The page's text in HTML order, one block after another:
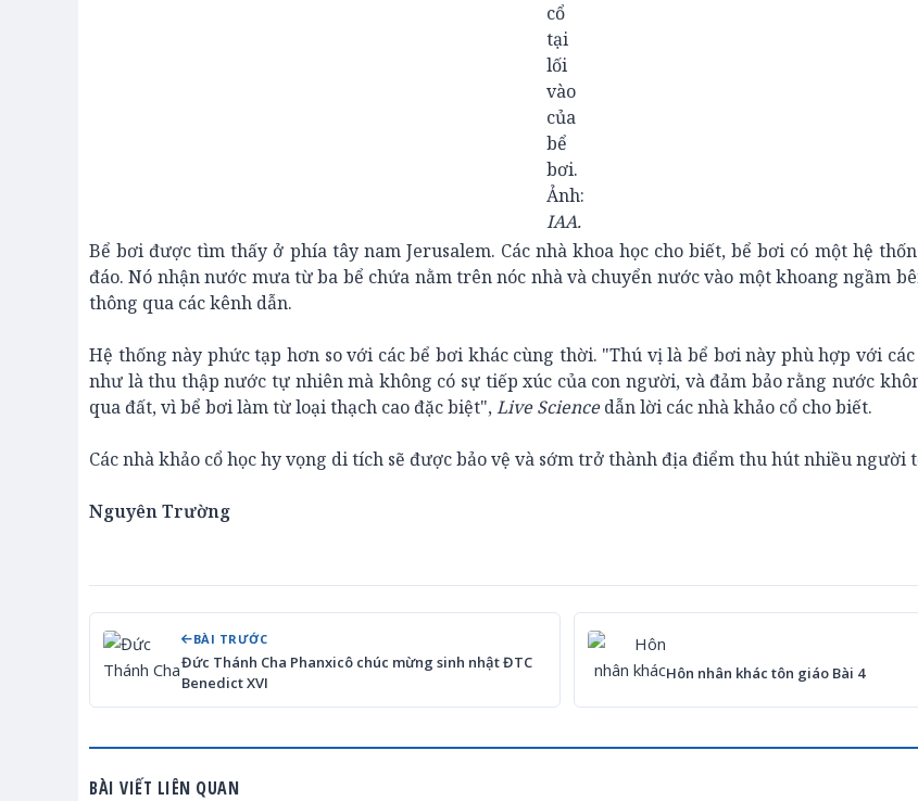
cổ
tại
lối
vào
của
bể
bơi.
Ảnh:
IAA.
Bể bơi được tìm thấy ở phía tây nam Jerusalem. Các nhà khoa học cho biết, bể bơi có một hệ
đáo. Nó nhận nước mưa từ ba bể chứa nằm trên nóc nhà và chuyển nước vào một khoang ngầm
thông qua các kênh dẫn.
Hệ thống này phức tạp hơn so với các bể bơi khác cùng thời. "Thú vị là bể bơi này phù hợp với
như là thu thập nước tự nhiên mà không có sự tiếp xúc của con người, và đảm bảo rằng nước
qua đất, vì bể bơi làm từ loại thạch cao đặc biệt",Live Sciencedẫn lời các nhà khảo cổ cho biết.
Các nhà khảo cổ học hy vọng di tích sẽ được bảo vệ và sớm trở thành địa điểm thu hút nhiều người
Nguyên Trường
BÀI TRƯỚC
Đức Thánh Cha Phanxicô chúc mừng sinh nhật ĐTC
Benedict XVI
Hôn nhân khác tôn giáo Bài 4
BÀI VIẾT LIÊN QUAN